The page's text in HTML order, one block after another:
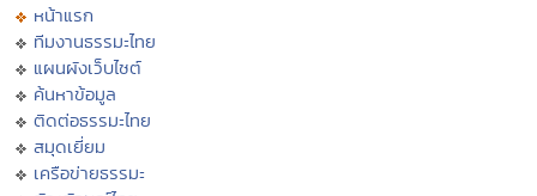
หน้าแรก
ทีมงานธรรมะไทย
แผนผังเว็บไซต์
ค้นหาข้อมูล
ติดต่อธรรมะไทย
สมุดเยี่ยม
เครือข่ายธรรมะ